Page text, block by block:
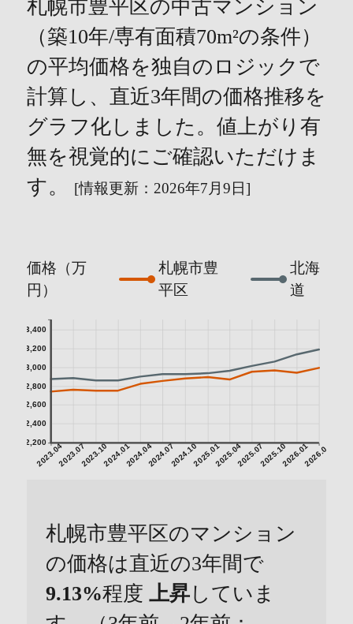
札幌市豊平区の中古マンション
（築10年/専有面積70m²の条件）
の平均価格を独自のロジックで
計算し、直近3年間の価格推移を
グラフ化しました。値上がり有
無を視覚的にご確認いただけま
す。
[情報更新：2026年7月9日]
価格（万
円）
札幌市豊
平区
北海
道
2023.042023.072023.102024.012024.042024.072024.102025.012025.042025.072025.102026.012026.04
2,200
2,400
2,600
2,800
3,000
3,200
3,400
札幌市豊平区のマンション
の価格は直近の3年間で
9.13%程度 上昇していま